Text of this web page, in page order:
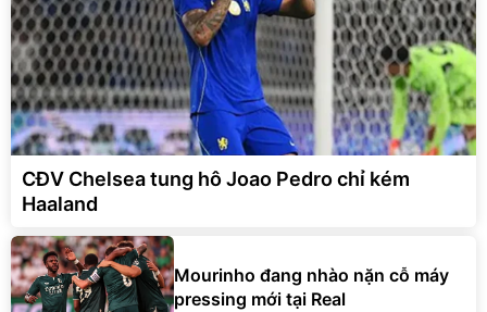
CĐV Chelsea tung hô Joao Pedro chỉ kém
Haaland
Mourinho đang nhào nặn cỗ máy
pressing mới tại Real